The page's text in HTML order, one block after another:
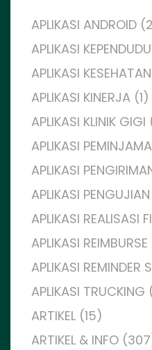
APLIKASI ANDROID
APLIKASI
APLIKASI
APLIKASI KINERJA (1)
APLIKASI KLINIK GIGI
APLIKASI
APLIKASI
APLIKASI
APLIKASI REALISASI
APLIKASI REIMBURSE
APLIKASI REMINDER
APLIKASI
ARTIKEL (15)
ARTIKEL & INFO